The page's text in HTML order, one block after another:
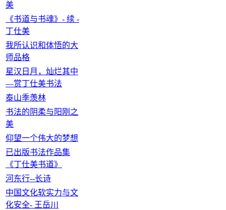
美
《书道与书魂》- 续 -
丁仕美
我所认识和体悟的大
师品格
星汉日月，灿烂其中
—赏丁仕美书法
泰山季羡林
书法的阴柔与阳刚之
美
仰望一个伟大的梦想
已出版书法作品集
《丁仕美书道》
河东行--长诗
中国文化软实力与文
化安全- 王岳川